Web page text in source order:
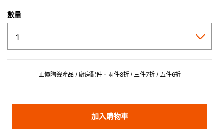
數量
正價陶瓷產品 / 廚房配件 - 兩件8折 / 三件7折 / 五件6折
加入購物車